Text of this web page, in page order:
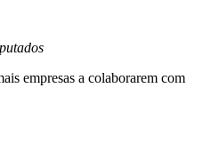
empresas a colaborarem com